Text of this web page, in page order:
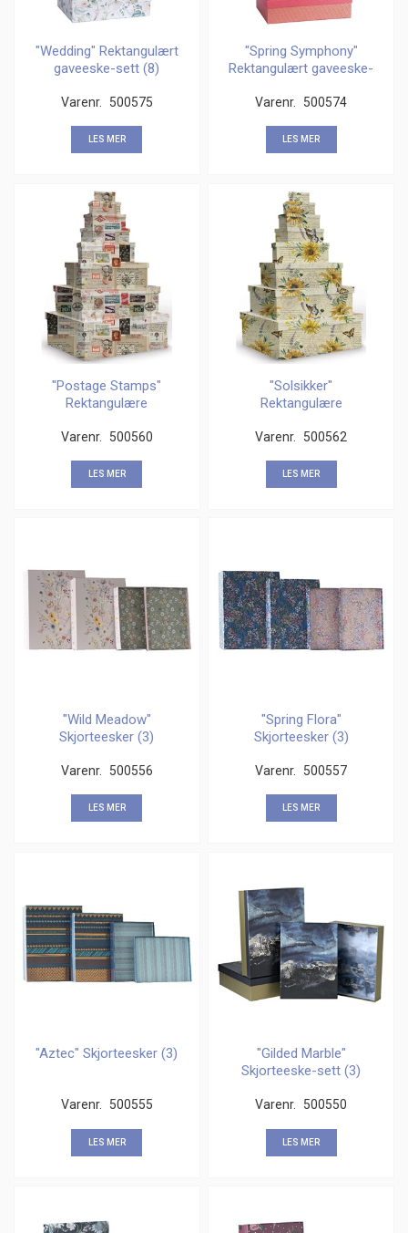
"Wedding" Rektangulært
gaveeske-sett (8)
Varenr. 500575
LES MER
"Spring Symphony"
Rektangulært gaveeske-
Varenr. 500574
LES MER
"Postage Stamps"
Rektangulære
Varenr. 500560
LES MER
"Solsikker"
Rektangulære
Varenr. 500562
LES MER
"Wild Meadow"
Skjorteesker (3)
Varenr. 500556
LES MER
"Spring Flora"
Skjorteesker (3)
Varenr. 500557
LES MER
"Aztec" Skjorteesker (3)
Varenr. 500555
LES MER
"Gilded Marble"
Skjorteeske-sett (3)
Varenr. 500550
LES MER